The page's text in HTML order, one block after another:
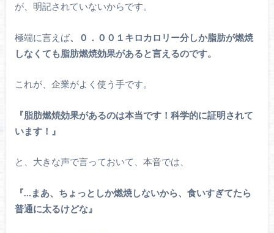
が、明記されていないからです。
極端に言えば、０．００１キロカロリー分しか脂肪が燃焼
しなくても脂肪燃焼効果があると言えるのです。
これが、企業がよく使う手です。
『脂肪燃焼効果があるのは本当です！科学的に証明されて
います！』
と、大きな声で言っておいて、本音では、
『…まあ、ちょっとしか燃焼しないから、食いすぎてたら
普通に太るけどな』